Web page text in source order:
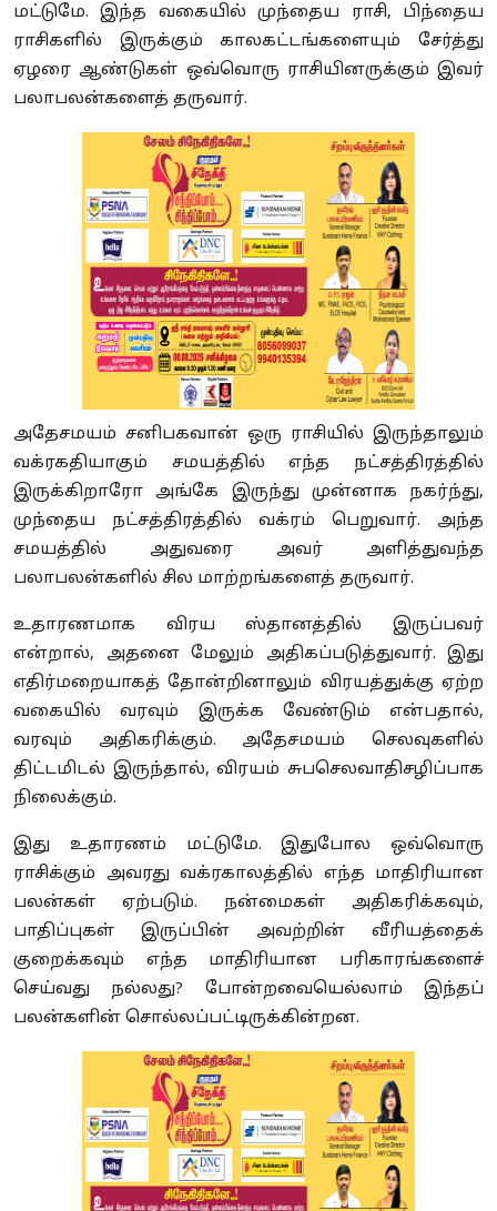
மட்டுமே. இந்த வகையில் முந்தைய ராசி, பிந்தைய
ராசிகளில் இருக்கும் காலகட்டங்களையும் சேர்த்து
ஏழரை ஆண்டுகள் ஒவ்வொரு ராசியினருக்கும் இவர்
பலாபலன்களைத் தருவார்.
அதேசமயம் சனிபகவான் ஒரு ராசியில் இருந்தாலும்
வக்ரகதியாகும் சமயத்தில் எந்த நட்சத்திரத்தில்
இருக்கிறாரோ அங்கே இருந்து முன்னாக நகர்ந்து,
முந்தைய நட்சத்திரத்தில் வக்ரம் பெறுவார். அந்த
சமயத்தில் அதுவரை அவர் அளித்துவந்த
பலாபலன்களில் சில மாற்றங்களைத் தருவார்.
உதாரணமாக விரய ஸ்தானத்தில் இருப்பவர்
என்றால், அதனை மேலும் அதிகப்படுத்துவார். இது
எதிர்மறையாகத் தோன்றினாலும் விரயத்துக்கு ஏற்ற
வகையில் வரவும் இருக்க வேண்டும் என்பதால்,
வரவும் அதிகரிக்கும். அதேசமயம் செலவுகளில்
திட்டமிடல் இருந்தால்,விரயம் சுபசெலவாதிசழிப்பாக
நிலைக்கும்.
இது உதாரணம் மட்டுமே. இதுபோல ஒவ்வொரு
ராசிக்கும் அவரது வக்ரகாலத்தில் எந்த மாதிரியான
பலன்கள் ஏற்படும். நன்மைகள் அதிகரிக்கவும்,
பாதிப்புகள் இருப்பின் அவற்றின் வீரியத்தைக்
குறைக்கவும் எந்த மாதிரியான பரிகாரங்களைச்
செய்வது நல்லது? போன்றவையெல்லாம் இந்தப்
பலன்களின் சொல்லப்பட்டிருக்கின்றன.